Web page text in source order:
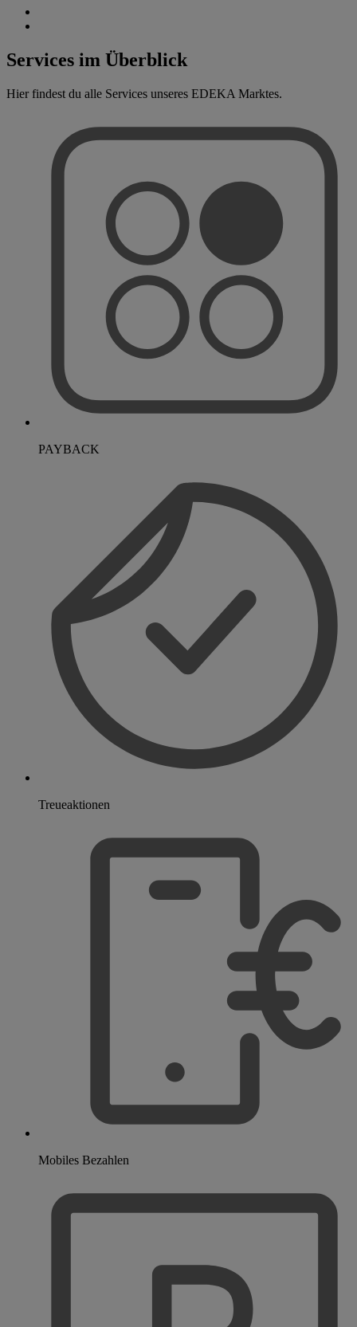
Services im Überblick
Hier findest du alle Services unseres EDEKA Marktes.
PAYBACK
Treueaktionen
Mobiles Bezahlen